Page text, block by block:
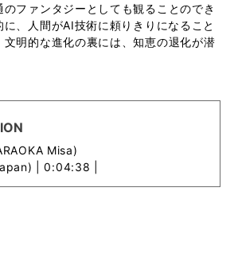
ファンタジーとしても観ることのでき
、人間がAI技術に頼りきりになること
明的な進化の裏には、知恵の退化が潜
Misa)
| 0:04:38 |